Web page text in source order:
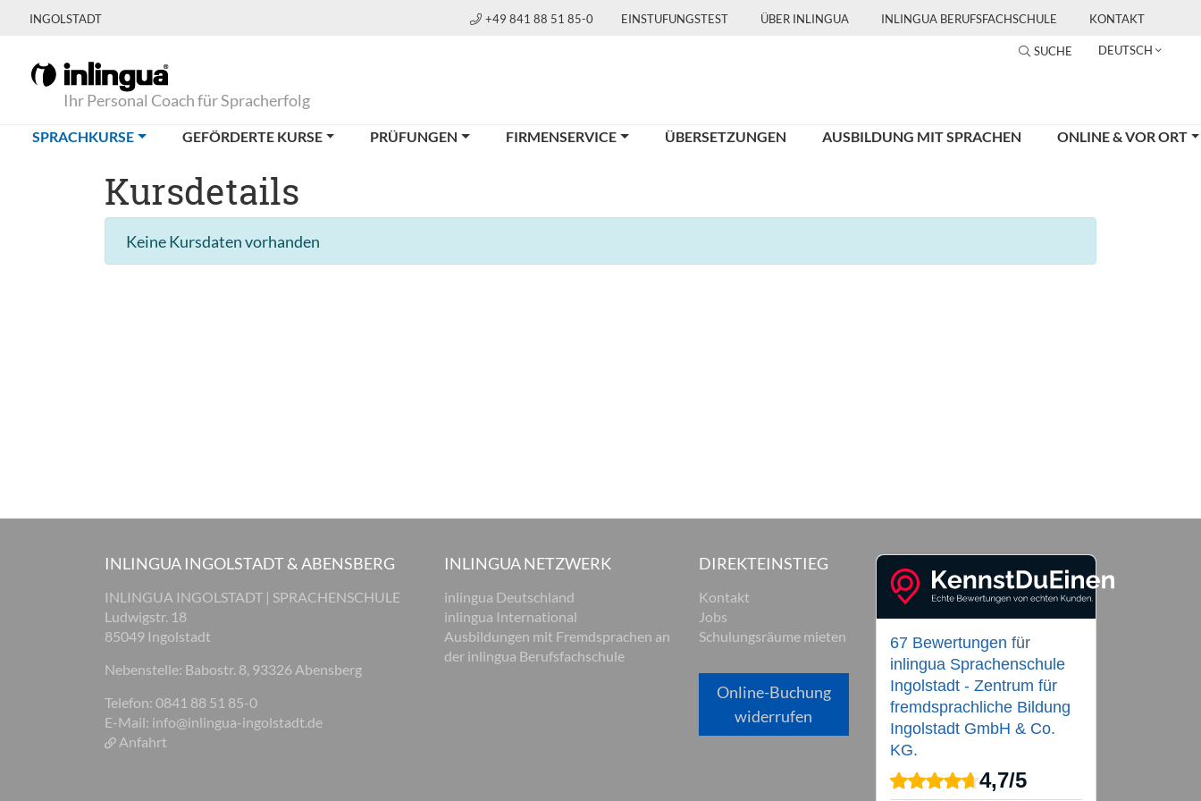
INGOLSTADT +49 841 88 51 85-0 EINSTUFUNGSTEST ÜBER INLINGUA INLINGUA BERUFSFACHSCHULE KONTAKT
SUCHE DEUTSCH
Ihr Personal Coach für Spracherfolg
SPRACHKURSE(CURRENT)GEFÖRDERTE KURSE PRÜFUNGEN FIRMENSERVICE ÜBERSETZUNGEN AUSBILDUNG MIT SPRACHEN ONLINE & VOR ORT
Kursdetails
Keine Kursdaten vorhanden
INLINGUA INGOLSTADT & ABENSBERG
INLINGUA INGOLSTADT | SPRACHENSCHULE
Ludwigstr. 18
85049 Ingolstadt
Nebenstelle: Babostr. 8, 93326 Abensberg
Telefon: 0841 88 51 85-0
E-Mail: info@inlingua-ingolstadt.de
Anfahrt
INLINGUA NETZWERK
inlingua Deutschland
inlingua International
Ausbildungen mit Fremdsprachen an
der inlingua Berufsfachschule
DIREKTEINSTIEG
Kontakt
Jobs
Schulungsräume mieten
Online-Buchung
widerrufen
67 Bewertungen für
inlingua Sprachenschule
Ingolstadt - Zentrum für
fremdsprachliche Bildung
Ingolstadt GmbH & Co.
KG.
4,7/5